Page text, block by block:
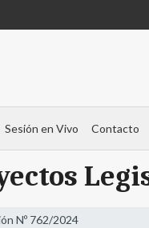
Sesión en Vivo Contacto
Nº 762/2024